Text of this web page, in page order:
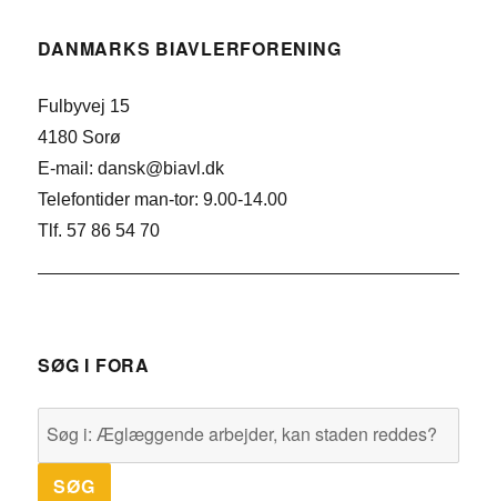
DANMARKS BIAVLERFORENING
Fulbyvej 15
4180 Sorø
E-mail: dansk@biavl.dk
Telefontider man-tor: 9.00-14.00
Tlf. 57 86 54 70
SØG I FORA